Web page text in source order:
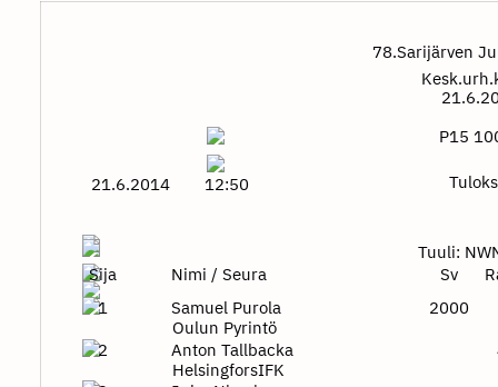
78.Sarijärven
P15
21.6.2014 12:50
Tuuli:
Sija
Nimi / Seura Sv
1
Samuel Purola
Oulun Pyrintö
2000
2
Anton Tallbacka
HelsingforsIFK